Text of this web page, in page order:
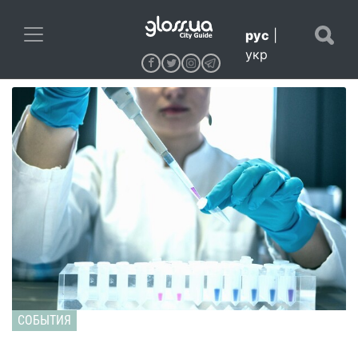
рус
укр
СОБЫТИЯ